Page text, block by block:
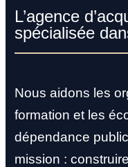
L’agence
spécialisée
Nous aidons les
formation et les
dépendance
mission :